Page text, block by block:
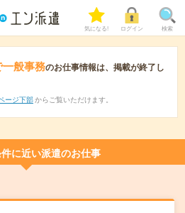
気になる! ログイン 検索
般事務のお仕事情報は、掲載が終了し
ージ下部 からご覧いただけます。
に近い派遣のお仕事